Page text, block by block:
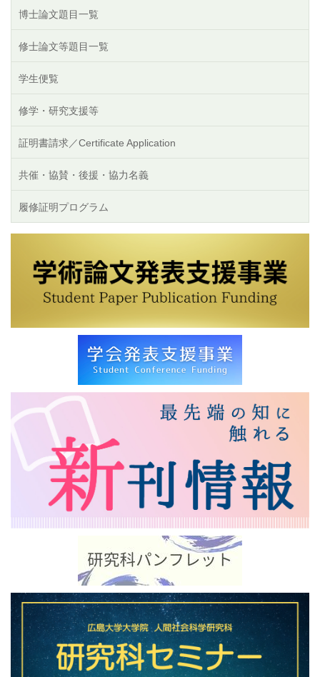
博士論文題目一覧
修士論文等題目一覧
学生便覧
修学・研究支援等
証明書請求／Certificate Application
共催・協賛・後援・協力名義
履修証明プログラム